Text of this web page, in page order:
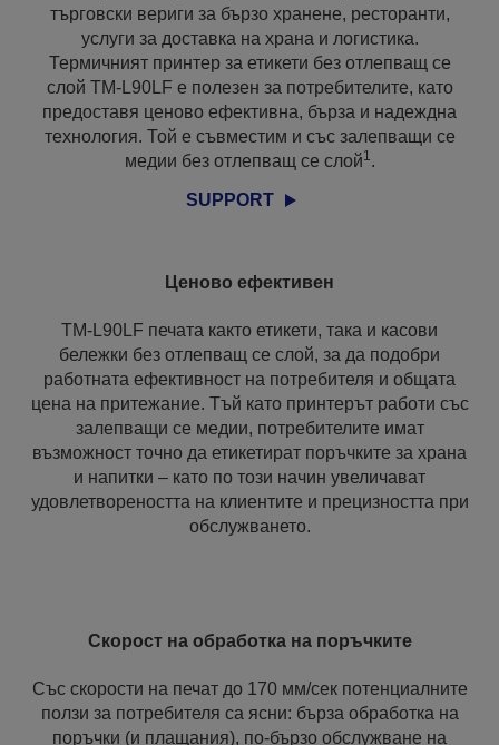
търговски вериги за бързо хранене, ресторанти,
услуги за доставка на храна и логистика.
Термичният принтер за етикети без отлепващ се
слой TM-L90LF е полезен за потребителите, като
предоставя ценово ефективна, бърза и надеждна
технология. Той е съвместим и със залепващи се
медии без отлепващ се слой1.
SUPPORT
Ценово ефективен
TM-L90LF печата както етикети, така и касови
бележки без отлепващ се слой, за да подобри
работната ефективност на потребителя и общата
цена на притежание. Тъй като принтерът работи със
залепващи се медии, потребителите имат
възможност точно да етикетират поръчките за храна
и напитки – като по този начин увеличават
удовлетвореността на клиентите и прецизността при
обслужването.
Скорост на обработка на поръчките
Със скорости на печат до 170 мм/сек потенциалните
ползи за потребителя са ясни: бърза обработка на
поръчки (и плащания), по-бързо обслужване на